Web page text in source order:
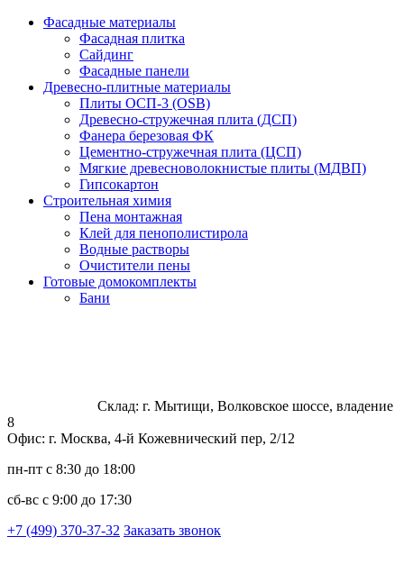
Фасадные материалы
Фасадная плитка
Сайдинг
Фасадные панели
Древесно-плитные материалы
Плиты ОСП-3 (OSB)
Древесно-стружечная плита (ДСП)
Фанера березовая ФК
Цементно-стружечная плита (ЦСП)
Мягкие древесноволокнистые плиты (МДВП)
Гипсокартон
Строительная химия
Пена монтажная
Клей для пенополистирола
Водные растворы
Очистители пены
Готовые домокомплекты
Бани
Склад: г. Мытищи, Волковское шоссе, владение
8
Офис: г. Москва, 4-й Кожевнический пер, 2/12
пн-пт с 8:30 до 18:00
сб-вс с 9:00 до 17:30
+7 (499) 370-37-32 Заказать звонок